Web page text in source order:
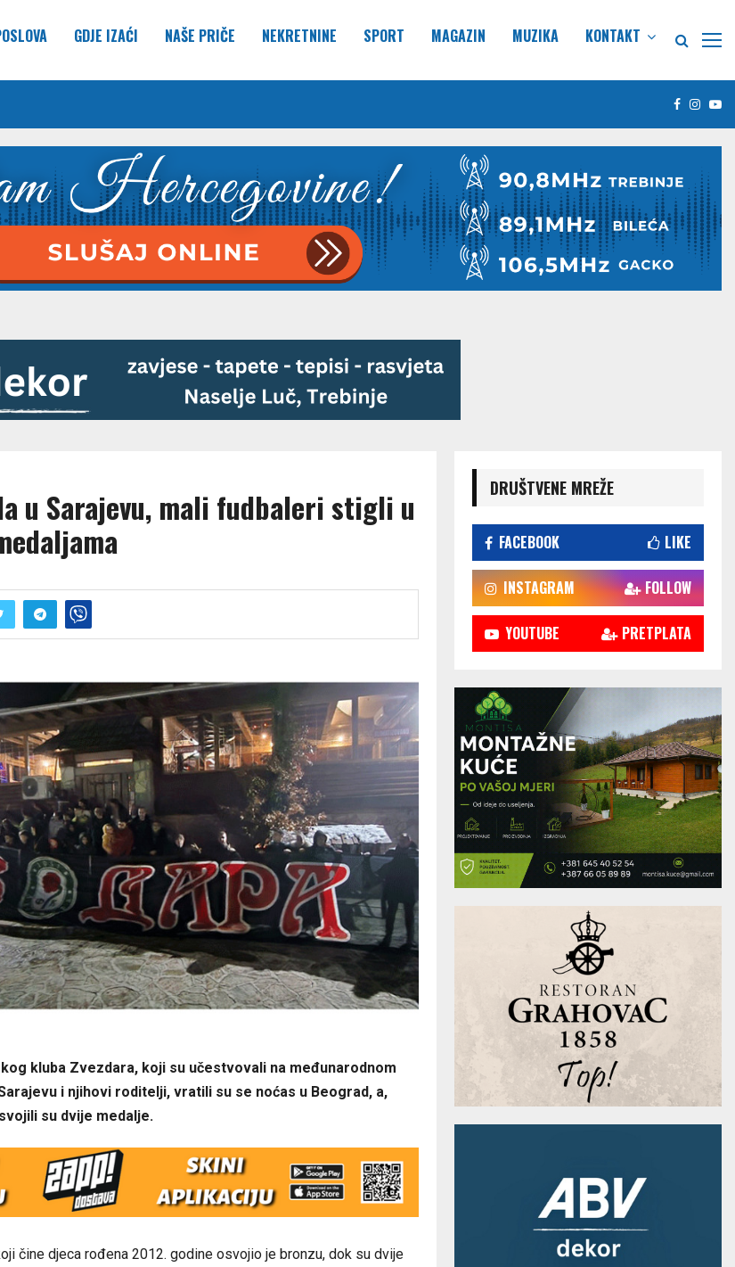
GDJE IZAĆI NAŠE PRIČE NEKRETNINE SPORT MAGAZIN MUZIKA KONTAKT
Facebook
u Sarajevu, mali fudbaleri stigli u
kluba Zvezdara, koji su učestvovali na međunarodnom
i njihovi roditelji, vratili su se noćas u Beograd, a,
su dvije medalje.
čine djeca rođena 2012. godine osvojio je bronzu, dok su dvije
DRUŠTVENE MREŽE
FACEBOOK LIKE
INSTAGRAM FOLLOW
YOUTUBE PRETPLATA